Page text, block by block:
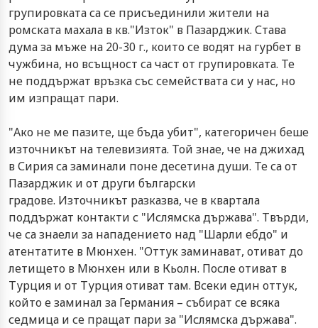
групировката са се присъединили жители на
ромската махала в кв."Изток" в Пазарджик. Става
дума за мъже на 20-30 г., които се водят на гурбет в
чужбина, но всъщност са част от групировката. Те
не поддържат връзка със семействата си у нас, но
им изпращат пари.
"Ако не ме пазите, ще бъда убит", категоричен беше
източникът на телевизията. Той знае, че на джихад
в Сирия са заминали поне десетина души. Те са от
Пазарджик и от други български
градове. Източникът разказва, че в квартала
поддържат контакти с "Ислямска държава". Твърди,
че са знаели за нападението над "Шарли ебдо" и
атентатите в Мюнхен. "Оттук заминават, отиват до
летището в Мюнхен или в Кьолн. После отиват в
Турция и от Турция отиват там. Всеки един оттук,
който е заминал за Германия – събират се всяка
седмица и се пращат пари за "Ислямска държава".